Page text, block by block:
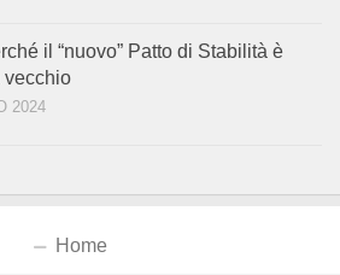
il “nuovo” Patto di Stabilità è
vecchio
2024
Home